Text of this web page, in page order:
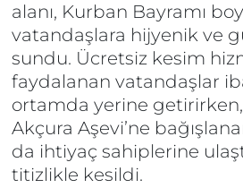
alanı, Kurban Bayramı
vatandaşlara hijyenik ve
sundu. Ücretsiz kesim
faydalanan vatandaşlar
ortamda yerine
Akçura Aşevi’ne
da ihtiyaç sahiplerine
titizlikle kesildi.